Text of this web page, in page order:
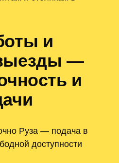
и
—
и
Руза — подача в
доступности